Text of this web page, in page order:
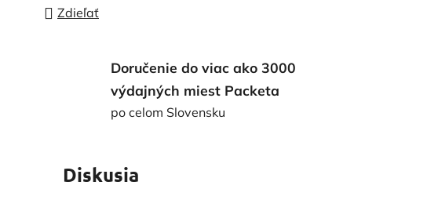
Zdieľať
Doručenie do viac ako 3000
výdajných miest Packeta
po celom Slovensku
Diskusia